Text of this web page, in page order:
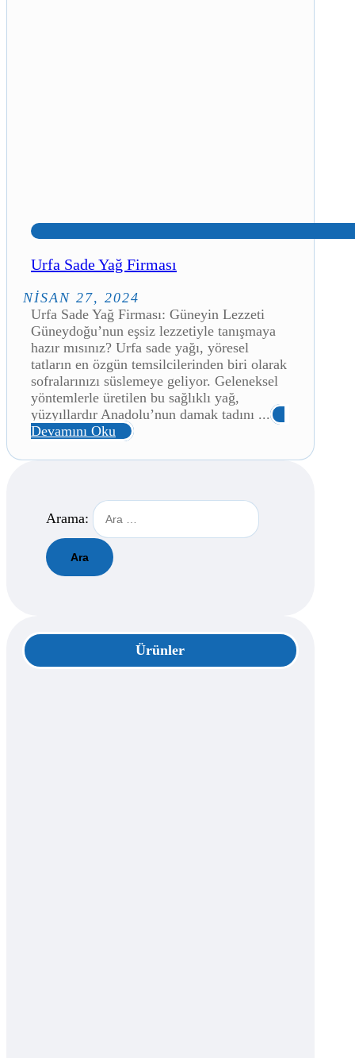
Urfa Sade Yağ Firması
NISAN 27, 2024
Urfa Sade Yağ Firması: Güneyin Lezzeti
Güneydoğu’nun eşsiz lezzetiyle tanışmaya
hazır mısınız? Urfa sade yağı, yöresel
tatların en özgün temsilcilerinden biri olarak
sofralarınızı süslemeye geliyor. Geleneksel
yöntemlerle üretilen bu sağlıklı yağ,
yüzyıllardır Anadolu’nun damak tadını ...
Devamını Oku
Arama:
Ürünler